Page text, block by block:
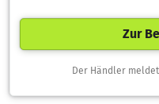
Zur
Der Händler